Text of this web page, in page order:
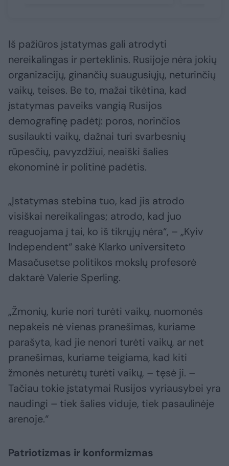
Iš pažiūros įstatymas gali atrodyti
nereikalingas ir perteklinis. Rusijoje nėra jokių
organizacijų, ginančių suaugusiųjų, neturinčių
vaikų, teises. Be to, mažai tikėtina, kad
įstatymas paveiks vangią Rusijos
demografinę padėtį: poros, norinčios
susilaukti vaikų, dažnai turi svarbesnių
rūpesčių, pavyzdžiui, neaiški šalies
ekonominė ir politinė padėtis.
„Įstatymas stebina tuo, kad jis atrodo
visiškai nereikalingas; atrodo, kad juo
reaguojama į tai, ko iš tikrųjų nėra“, – „Kyiv
Independent“ sakė Klarko universiteto
Masačusetse politikos mokslų profesorė
daktarė Valerie Sperling.
„Žmonių, kurie nori turėti vaikų, nuomonės
nepakeis nė vienas pranešimas, kuriame
parašyta, kad jie nenori turėti vaikų, ar net
pranešimas, kuriame teigiama, kad kiti
žmonės neturėtų turėti vaikų, – tęsė ji. –
Tačiau tokie įstatymai Rusijos vyriausybei yra
naudingi – tiek šalies viduje, tiek pasaulinėje
arenoje.“
Patriotizmas ir konformizmas